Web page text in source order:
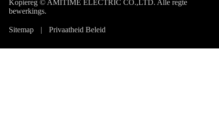
Kopiereg © AMITIME ELECTRIC CO.,LTD. Alle regte
bewerkings.
Sitemap | Privaatheid Beleid